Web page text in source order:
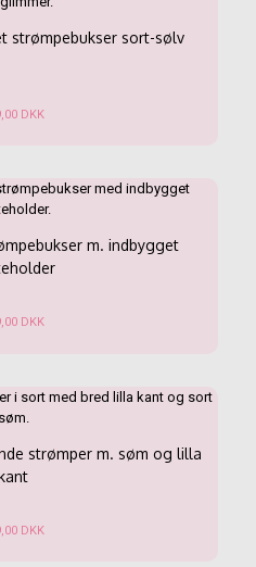
strømpebukser sort-sølv
DKK
flere
Mulighederne
kan
varesiden
m. indbygget
DKK
Mulighederne
kan
varesiden
strømper m. søm og lilla
DKK